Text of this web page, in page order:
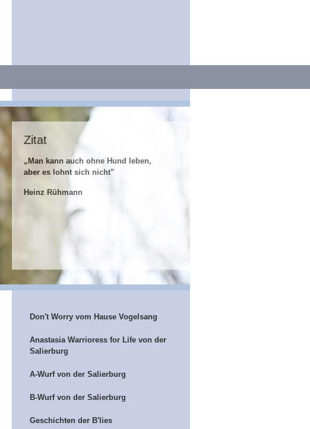
Zitat
„Man kann auch ohne Hund leben,
aber es lohnt sich nicht”
Heinz Rühmann
Don't Worry vom Hause Vogelsang
Anastasia Warrioress for Life von der
Salierburg
A-Wurf von der Salierburg
B-Wurf von der Salierburg
Geschichten der B'lies